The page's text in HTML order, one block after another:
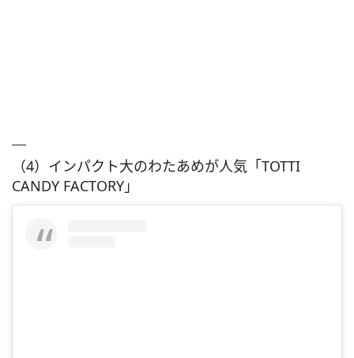
（4）インパクト大のわたあめが人気「TOTTI
CANDY FACTORY」